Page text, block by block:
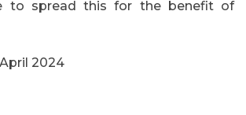
to spread this for the benefit of
2024